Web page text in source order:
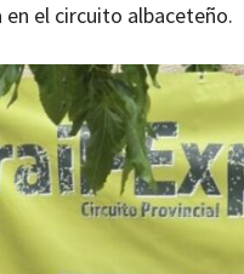
el circuito albaceteño.